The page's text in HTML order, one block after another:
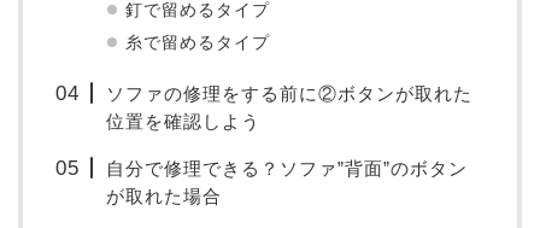
釘で留めるタイプ
糸で留めるタイプ
ソファの修理をする前に②ボタンが取れた
位置を確認しよう
自分で修理できる？ソファ”背面”のボタン
が取れた場合